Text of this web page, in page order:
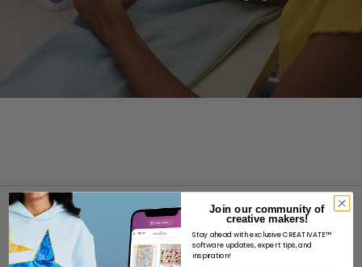
Join our community of
creative makers!
Stay ahead with exclusive CREATIVATE™
software updates, expert tips, and
inspiration!